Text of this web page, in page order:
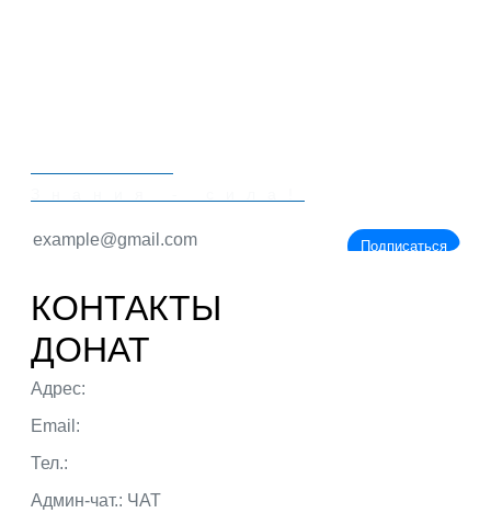
Подписаться
КОНТАКТЫ
ДОНАТ
Адрес:
Email:
Тел.:
Админ-чат.: ЧАТ